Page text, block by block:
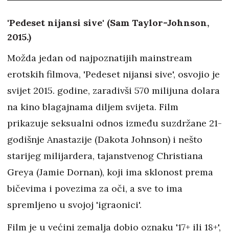
'Pedeset nijansi sive' (Sam Taylor-Johnson,
2015.)
Možda jedan od najpoznatijih mainstream
erotskih filmova, 'Pedeset nijansi sive', osvojio je
svijet 2015. godine, zaradivši 570 milijuna dolara
na kino blagajnama diljem svijeta. Film
prikazuje seksualni odnos između suzdržane 21-
godišnje Anastazije (Dakota Johnson) i nešto
starijeg milijardera, tajanstvenog Christiana
Greya (Jamie Dornan), koji ima sklonost prema
bičevima i povezima za oči, a sve to ima
spremljeno u svojoj 'igraonici'.
Film je u većini zemalja dobio oznaku '17+ ili 18+',